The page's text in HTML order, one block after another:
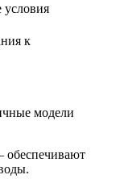
условия
к
модели
обеспечивают